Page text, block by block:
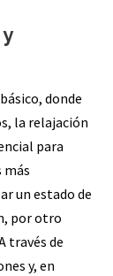
donde
la relajación
para
más
un estado de
por otro
través de
y, en